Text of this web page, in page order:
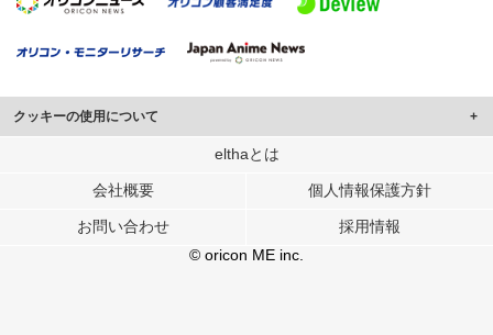
クッキーの使用について
このサイトでは Cookie を使用して、ユーザーに合わせたコンテンツや広告の
行っています。
メディアや広告配信、データ解析の各パートナーに提供しています。
各パートナーは、この情報とユーザーが各パートナーに提供した他の情報や、
ユーザーが各パートナーのサービスを使用したときに収集した他の情報を組み
elthaとは
会社概要 個人情報保護方針
お問い合わせ
採用情報
© oricon ME inc.